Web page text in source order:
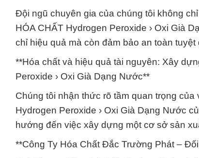
Đội ngũ chuyên gia của chúng tôi không
HÓA CHẤT Hydrogen Peroxide › Oxi Già
chỉ hiệu quả mà còn đảm bảo an toàn
**Hóa chất và hiệu quả tài nguyên: Xây
Peroxide › Oxi Già Dạng Nước**
Chúng tôi nhận thức rõ tầm quan trọng
Hydrogen Peroxide › Oxi Già Dạng Nước
hướng đến việc xây dựng một cơ sở sản
**Công Ty Hóa Chất Đắc Trường Phát –